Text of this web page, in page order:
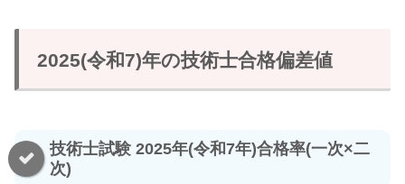
2025(令和7)年の技術士合格偏差値
技術士試験 2025年(令和7年)合格率(一次×二
次)